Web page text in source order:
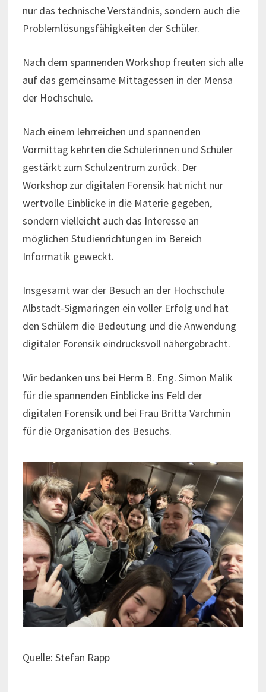
nur das technische Verständnis, sondern auch die
Problemlösungsfähigkeiten der Schüler.
Nach dem spannenden Workshop freuten sich alle
auf das gemeinsame Mittagessen in der Mensa
der Hochschule.
Nach einem lehrreichen und spannenden
Vormittag kehrten die Schülerinnen und Schüler
gestärkt zum Schulzentrum zurück. Der
Workshop zur digitalen Forensik hat nicht nur
wertvolle Einblicke in die Materie gegeben,
sondern vielleicht auch das Interesse an
möglichen Studienrichtungen im Bereich
Informatik geweckt.
Insgesamt war der Besuch an der Hochschule
Albstadt-Sigmaringen ein voller Erfolg und hat
den Schülern die Bedeutung und die Anwendung
digitaler Forensik eindrucksvoll nähergebracht.
Wir bedanken uns bei Herrn B. Eng. Simon Malik
für die spannenden Einblicke ins Feld der
digitalen Forensik und bei Frau Britta Varchmin
für die Organisation des Besuchs.
Quelle: Stefan Rapp